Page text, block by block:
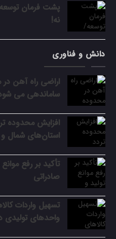
پشت فرمان
نه!
دانش و فناوری
اراضی راه آهن
ساماندهی می
افزایش محدوده
استان‌های شمال
تأکید بر رفع
صادراتی
تسهیل واردات
واحدهای تولیدی